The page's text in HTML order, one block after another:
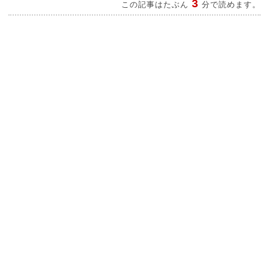
この記事はたぶん 3 分で読めます。